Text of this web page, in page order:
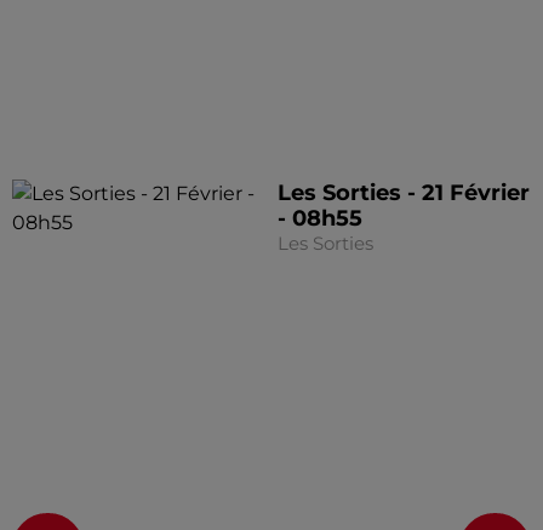
Les Sorties - 21 Février
- 08h55
Les Sorties